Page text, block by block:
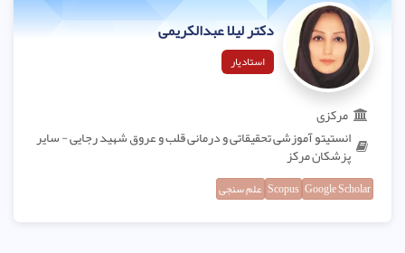
دکتر لیلا عبدالکریمی
استادیار
مرکزی
انستیتو آموزشی تحقیقاتی و درمانی قلب و عروق شهید رجایی - سایر
پزشکان مرکز
Google Scholar
Scopus علم سنجی